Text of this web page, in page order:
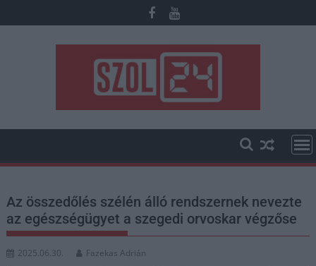
to
Az összedőlés szélén álló rendszernek nevezte
az egészségügyet a szegedi orvoskar végzőse
2025.06.30. Fazekas Adrián